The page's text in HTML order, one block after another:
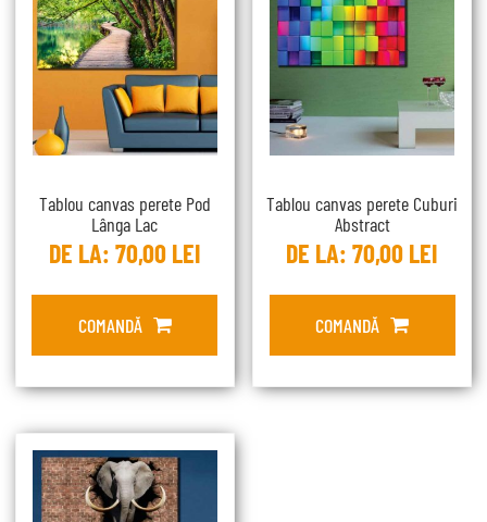
Tablou canvas perete Pod
Lânga Lac
DE LA: 70,00 LEI
COMANDĂ
Tablou canvas perete Cuburi
Abstract
DE LA:70,00 LEI
COMANDĂ